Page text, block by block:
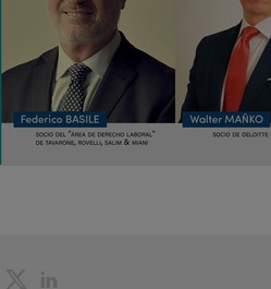
PartagerPartager